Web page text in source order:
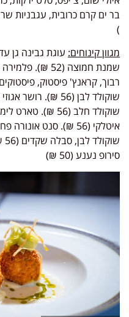
)
מגוון קינוחים: עוגת גבינה גן
שמנת חמוצה
רבוך, קראנץ' פיסטוק,
שוקולד לבן (56 ₪).
שוקולד חלב (56
איטלקי (56 ₪). סנט
סירופ נענע (50 ₪)